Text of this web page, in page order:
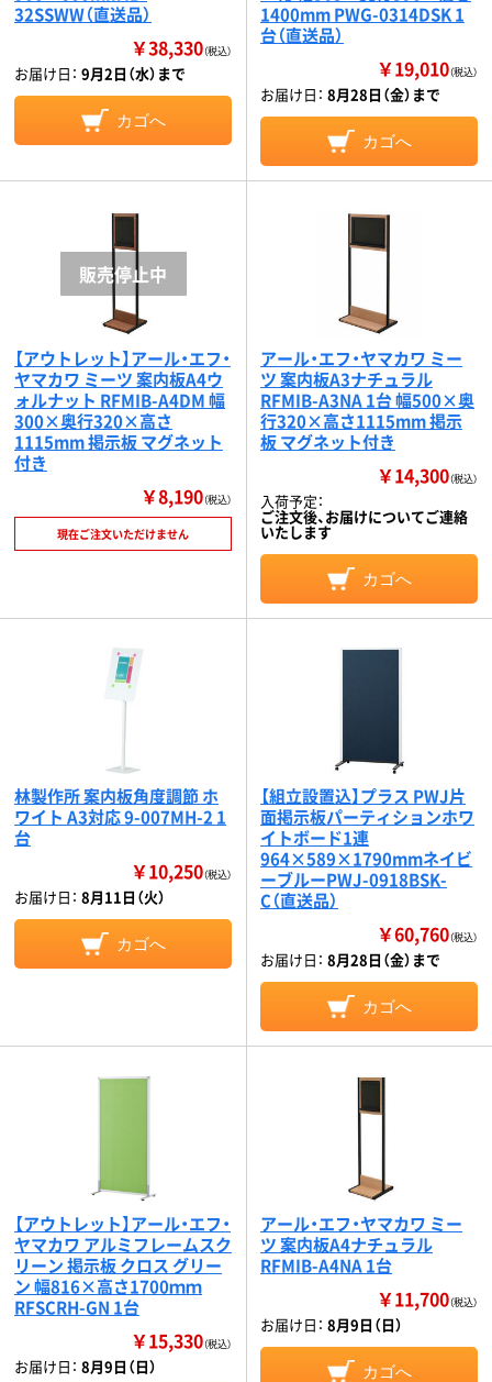
32SSWW（直送品）
￥38,330（税込）
お届け日： 9月2日（水）まで
カゴへ
1400mm PWG-0314DSK 1
台（直送品）
￥19,010（税込）
お届け日： 8月28日（金）まで
カゴへ
【アウトレット】アール・エフ・
ヤマカワ ミーツ 案内板A4ウ
ォルナット RFMIB-A4DM 幅
300×奥行320×高さ
1115mm 掲示板 マグネット
付き
￥8,190（税込）
現在ご注文いただけません
アール・エフ・ヤマカワ ミー
ツ 案内板A3ナチュラル
RFMIB-A3NA 1台 幅500×奥
行320×高さ1115mm 掲示
板 マグネット付き
￥14,300（税込）
入荷予定：
ご注文後、お届けについてご連絡
いたします
カゴへ
林製作所 案内板角度調節 ホ
ワイト A3対応 9-007MH-2 1
台
￥10,250（税込）
お届け日： 8月11日（火）
カゴへ
【組立設置込】プラス PWJ片
面掲示板パーティションホワ
イトボード1連
964×589×1790mmネイビ
ーブルーPWJ-0918BSK-
C（直送品）
￥60,760（税込）
お届け日： 8月28日（金）まで
カゴへ
【アウトレット】アール・エフ・
ヤマカワ アルミフレームスク
リーン 掲示板 クロス グリー
ン 幅816×高さ1700ｍｍ
RFSCRH-GN 1台
￥15,330（税込）
お届け日： 8月9日（日）
アール・エフ・ヤマカワ ミー
ツ 案内板A4ナチュラル
RFMIB-A4NA 1台
￥11,700（税込）
お届け日： 8月9日（日）
カゴへ